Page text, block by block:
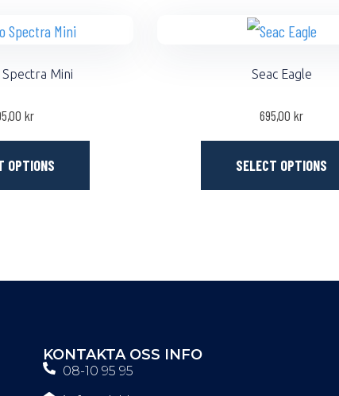
Mini
kr
OPTIONS
Seac Eagle
695,00kr
SELECT OPTIONS
KONTAKTA OSS INFO
08-10 95 95